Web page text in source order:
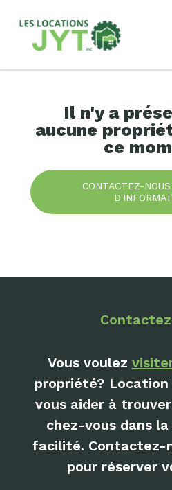
Il n'y a
aucune
ce
CONTACTEZ-
Vous voulez
propriété? Location
vous aider à
chez-vous dans
facilité. Contactez-
pour réserver